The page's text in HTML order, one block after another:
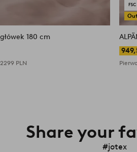
ALPÄNGEN zagłówek 180 cm
2299 PLN
Share your
#jotex